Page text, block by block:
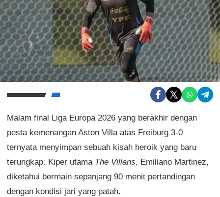
Malam final Liga Europa 2026 yang berakhir dengan
pesta kemenangan Aston Villa atas Freiburg 3-0
ternyata menyimpan sebuah kisah heroik yang baru
terungkap. Kiper utama The Villans, Emiliano Martinez,
diketahui bermain sepanjang 90 menit pertandingan
dengan kondisi jari yang patah.